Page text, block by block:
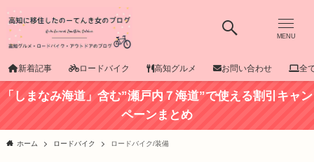
MENU
新着記事 ロードバイク 高知グルメ お問い合わせ 全
「しまなみ海道」含む”瀬戸内７海道”で使える割引キャン
ペーンまとめ
ホーム ロードバイク ロードバイク/装備